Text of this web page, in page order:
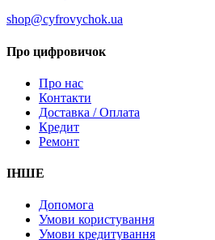
shop@cyfrovychok.ua
Про цифровичок
Про нас
Контакти
Доставка / Оплата
Кредит
Ремонт
ІНШЕ
Допомога
Умови користування
Умови кредитування